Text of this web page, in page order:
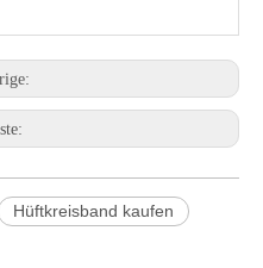
Hüftkreisband kaufen